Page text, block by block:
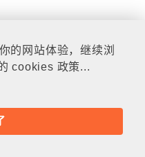
的网站体验，继续浏
cookies 政策...